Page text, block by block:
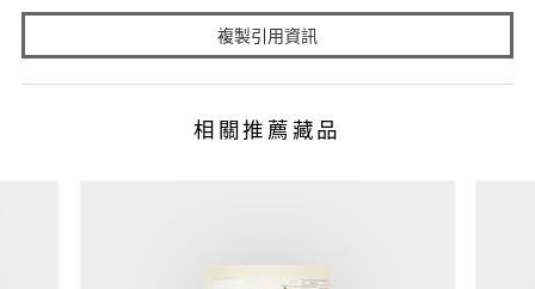
複製引用資訊
相關推薦藏品